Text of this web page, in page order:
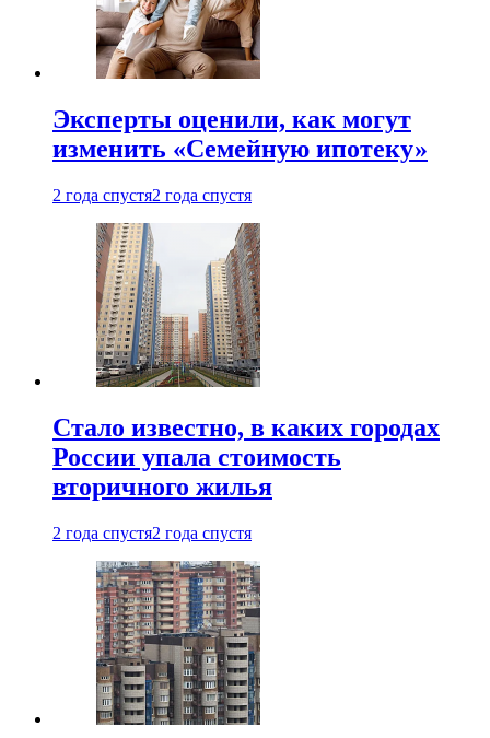
Эксперты оценили, как могут
изменить «Семейную ипотеку»
2 года спустя2 года спустя
Стало известно, в каких городах
России упала стоимость
вторичного жилья
2 года спустя2 года спустя